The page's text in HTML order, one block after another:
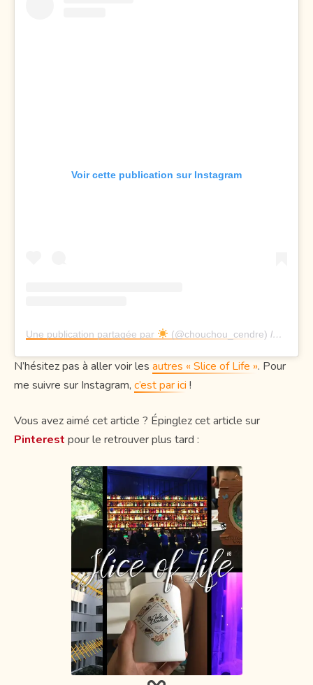
Voir cette publication sur Instagram
Une publication partagée par (@chouchou_cendre) le
N’hésitez pas à aller voir les autres « Slice of Life ». Pour
me suivre sur Instagram, c’est par ici !
Vous avez aimé cet article ? Épinglez cet article sur
Pinterest pour le retrouver plus tard :